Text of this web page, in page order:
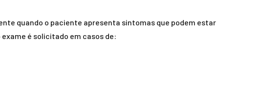
quando o paciente apresenta sintomas que podem estar
é solicitado em casos de: